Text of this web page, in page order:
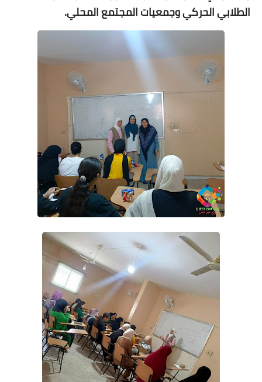
الطلابي الحركي وجمعيات المجتمع المحلي.